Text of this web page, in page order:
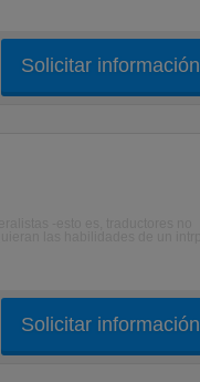
Solicitar información
Solicitar información